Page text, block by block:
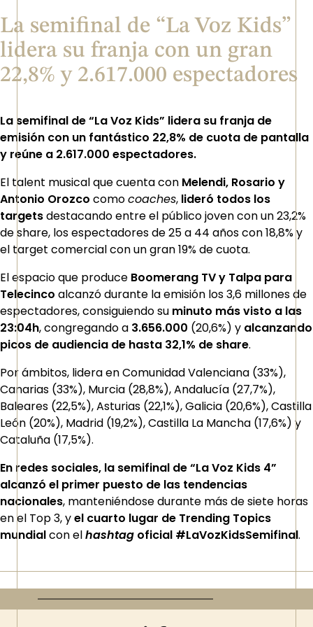
La semifinal de “La Voz Kids”
lidera su franja con un gran
22,8% y 2.617.000 espectadores
La semifinal de “La Voz Kids” lidera su franja de
emisión con un fantástico 22,8% de cuota de pantalla
y reúne a 2.617.000 espectadores.
El talent musical que cuenta con Melendi, Rosario y
Antonio Orozco comocoaches, lideró todos los
targetsdestacando entre el público joven con un 23,2%
de share, los espectadores de 25 a 44 años con 18,8% y
el target comercial con un gran 19% de cuota.
El espacio que produce Boomerang TV y Talpa para
Telecinco alcanzó durante la emisión los 3,6 millones de
espectadores, consiguiendo su minuto más visto a las
23:04h, congregando a 3.656.000 (20,6%) y alcanzando
picos de audiencia de hasta 32,1% de share.
Por ámbitos, lidera en Comunidad Valenciana (33%),
Canarias (33%), Murcia (28,8%), Andalucía (27,7%),
Baleares (22,5%), Asturias (22,1%), Galicia (20,6%), Castilla
León (20%), Madrid (19,2%), Castilla La Mancha (17,6%) y
Cataluña (17,5%).
En redes sociales, la semifinal de “La Voz Kids 4”
alcanzó el primer puesto de las tendencias
nacionales, manteniéndose durante más de siete horas
en el Top 3, yel cuarto lugar de Trending Topics
mundialcon elhashtag oficial #LaVozKidsSemifinal.